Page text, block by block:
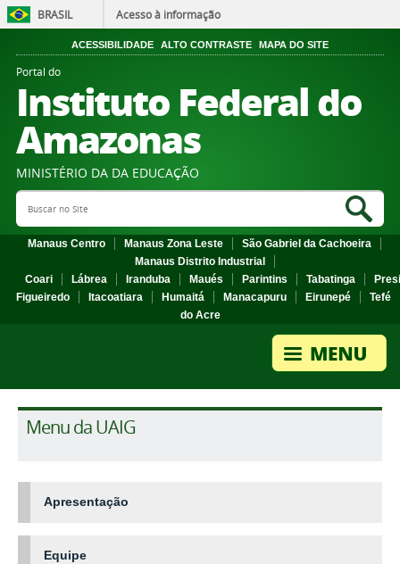
BRASIL Acesso à informação
ACESSIBILIDADE ALTO CONTRASTE MAPA DO SITE
Portal do
Instituto Federal do
Amazonas
MINISTÉRIO DA DA EDUCAÇÃO
Search Site
Manaus Centro Manaus Zona Leste
São Gabriel da Cachoeira
Manaus Distrito Industrial
Coari
Lábrea Iranduba Maués Parintins Tabatinga
Figueiredo
Itacoatiara Humaitá Manacapuru Eirunepé
Tefé
do Acre
Menu da UAIG
Apresentação
Equipe